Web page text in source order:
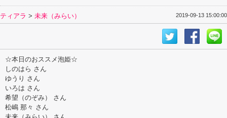
ティアラ > 未来（みらい） 2019-09-13 15:00:00
☆本日のおススメ泡姫☆
しのはら さん
ゆうり さん
いろは さん
希望（のぞみ） さん
松嶋 那々 さん